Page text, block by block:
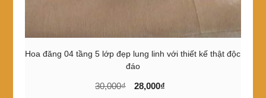
Hoa đăng 04 tầng 5 lớp đẹp lung linh với thiết kế thật độc
đáo
30,000₫
Giá
28,000₫